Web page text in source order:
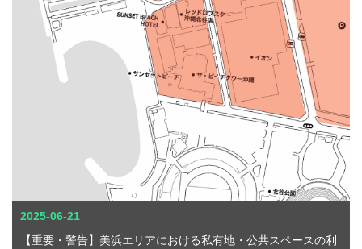
2025-06-21
【重要・警告】美浜エリアにおける私有地・公共スペースの利